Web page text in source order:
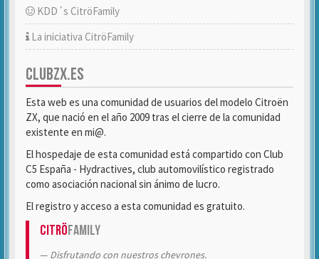
KDD´s CitröFamily
La iniciativa CitröFamily
CLUBZX.ES
Esta web es una comunidad de usuarios del modelo Citroën
ZX, que nació en el año 2009 tras el cierre de la comunidad
existente en mi@.
El hospedaje de esta comunidad está compartido con Club
C5 España - Hydractives, club automovilístico registrado
como asociación nacional sin ánimo de lucro.
El registro y acceso a esta comunidad es gratuito.
CitröFamily
Disfrutando con nuestros chevrones.